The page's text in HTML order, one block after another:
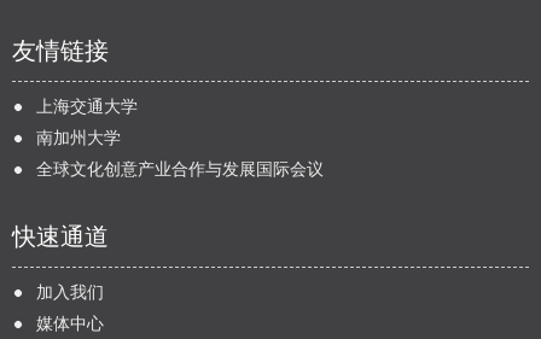
友情链接
上海交通大学
南加州大学
全球文化创意产业合作与发展国际会议
快速通道
加入我们
媒体中心